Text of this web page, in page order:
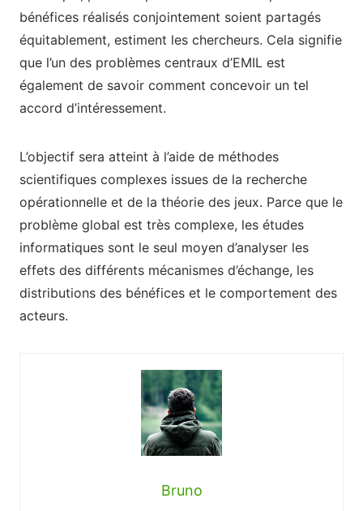
bénéfices réalisés conjointement soient partagés
équitablement, estiment les chercheurs. Cela signifie
que l’un des problèmes centraux d’EMIL est
également de savoir comment concevoir un tel
accord d’intéressement.
L’objectif sera atteint à l’aide de méthodes
scientifiques complexes issues de la recherche
opérationnelle et de la théorie des jeux. Parce que le
problème global est très complexe, les études
informatiques sont le seul moyen d’analyser les
effets des différents mécanismes d’échange, les
distributions des bénéfices et le comportement des
acteurs.
Bruno